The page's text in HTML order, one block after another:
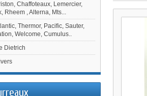
Chaffoteaux, Lemercier,
Rheem , Alterna, Mts...
Thermor, Pacific, Sauter,
Welcome, Cumulus..
Dietrich